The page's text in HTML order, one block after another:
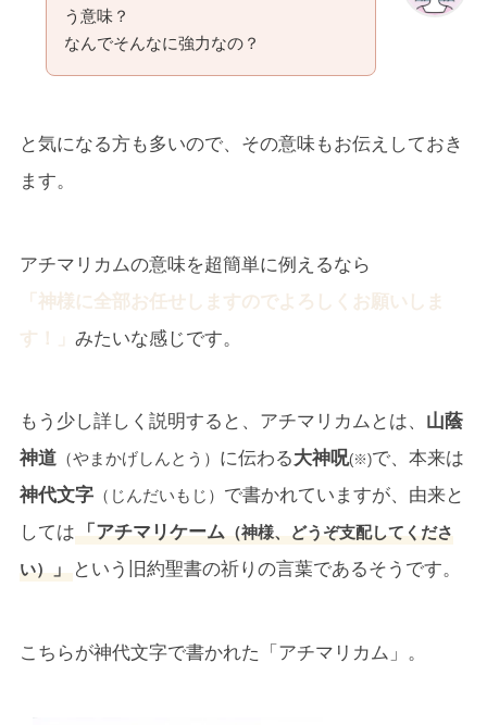
う意味？
なんでそんなに強力なの？
と気になる方も多いので、その意味もお伝えしておき
ます。
アチマリカムの意味を超簡単に例えるなら
「神様に全部お任せしますのでよろしくお願いしま
す！」 みたいな感じです。
もう少し詳しく説明すると、アチマリカムとは、 山蔭
神道（やまかげしんとう） に伝わる大神呪(※)で、本来は
神代文字（じんだいもじ） で書かれていますが、由来と
しては
「アチマリケーム（神様、どうぞ支配してくださ
い）
」 という旧約聖書の祈りの言葉であるそうです。
こちらが神代文字で書かれた「アチマリカム」。